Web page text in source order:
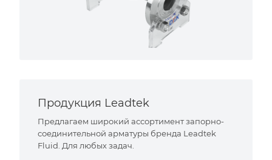
Продукция Leadtek
Предлагаем широкий ассортимент запорно-
соединительной арматуры бренда Leadtek
Fluid. Для любых задач.